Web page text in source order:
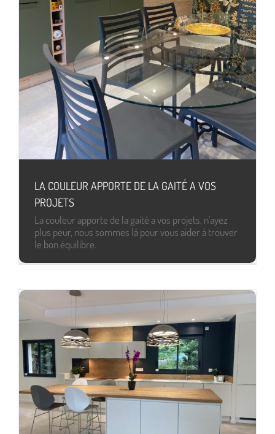
LA COULEUR APPORTE DE LA GAITÉ A VOS
PROJETS
La couleur apporte de la gaité a vos projets, n'ayez
plus peur, nous sommes là pour vous aider à trouver
le bon équilibre.